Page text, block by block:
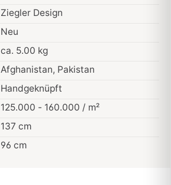
Ziegler Design
Neu
ca. 5.00 kg
Afghanistan, Pakistan
Handgeknüpft
125.000 - 160.000 / m²
137 cm
96 cm